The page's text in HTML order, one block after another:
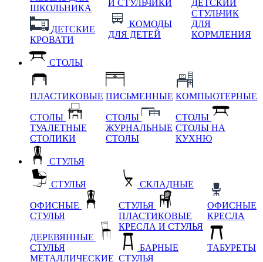
ШКОЛЬНИКА
ДЕТСКИЕ
КРОВАТИ
И СТУЛЬЧИКИ
КОМОДЫ
ДЛЯ ДЕТЕЙ
ДЕТСКИЙ
СТУЛЬЧИК
ДЛЯ
КОРМЛЕНИЯ
СТОЛЫ
ПЛАСТИКОВЫЕ
СТОЛЫ
ТУАЛЕТНЫЕ
СТОЛИКИ
ПИСЬМЕННЫЕ
СТОЛЫ
ЖУРНАЛЬНЫЕ
СТОЛЫ
КОМПЬЮТЕРНЫЕ
СТОЛЫ
СТОЛЫ НА
КУХНЮ
СТУЛЬЯ
СТУЛЬЯ
ОФИСНЫЕ
СТУЛЬЯ
ДЕРЕВЯННЫЕ
СТУЛЬЯ
МЕТАЛЛИЧЕСКИЕ
СКЛАДНЫЕ
СТУЛЬЯ
ПЛАСТИКОВЫЕ
КРЕСЛА И СТУЛЬЯ
БАРНЫЕ
СТУЛЬЯ
ОФИСНЫЕ
КРЕСЛА
ТАБУРЕТЫ